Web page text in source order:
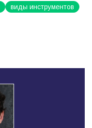
виды инструментов